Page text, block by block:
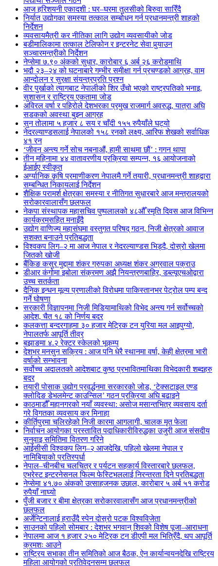
आज हरिशयनी एकादशी : घर–घरमा तुलसीको बिरुवा सारिँदै
निर्यात उद्योगका समस्या तत्काल सम्बोधन गर्न प्रधानमन्त्री शाहको
निर्देशन
व्यवसायमैत्री कर नीतिका लागि उद्योग व्यवसायीको जोड
बडीमालिकामा तत्काल टेलिफोन र इन्टरनेट सेवा पुर्‍याउन
सञ्चारमन्त्रीको निर्देशन
नेप्सेमा ७.९० अंकको सुधार, कारोबार ६ अर्ब २६ करोडमाथि
भदौ २३–२४ को घटनाबारे गम्भीर समीक्षा गर्न प्रचण्डको आग्रह, वाम
आन्दोलन र सुरक्षा संयन्त्रप्रति प्रश्न
वीर पुर्खाको त्यागबाट नेपालीको शिर उँचो भएको राष्ट्रपतिको भनाइ,
सुशासन र राष्ट्रिय एकतामा जोड
अविरल वर्षा र पहिरोले देशभरका प्रमुख राजमार्ग अवरुद्ध, यात्रा अघि
सडकको अवस्था बुझ्न आग्रह
सुन तोलामा ५ हजार ८ सय र चाँदी १५५ रुपैयाँले घट्यो
नेदरल्याण्डसलाई नेपालको १५८ रनको लक्ष्य, आरिफ शेखको सर्वाधिक
४१ रन
‘जीवन अन्त्य गर्ने सोच नबनाऔं, हामी साथमा छौं’ : गगन थापा
तीन महिनामा ४४ वातावरणीय प्रक्रिया सम्पन्न, १६ आयोजनाको
ईआईए स्वीकृत
अर्ग्यानिक कृषि प्रमाणीकरण नेपालमै गर्ने तयारी, प्रधानमन्त्री शाहद्वारा
सम्बन्धित निकायलाई निर्देशन
शैक्षिक परामर्श क्षेत्रका समस्या र नीतिगत सुधारबारे आज मन्त्रालयको
सरोकारवालासँग छलफल
नेकपा संस्थापक महासचिव पुष्पलालको ४८औँ स्मृति दिवस आज विभिन्न
कार्यक्रमसहित मनाइँदै
उद्योग वाणिज्य महासंघमा वस्तुगत परिषद् गठन, निजी क्षेत्रको आवाज
सशक्त बनाउने प्रतिबद्धता
विश्वकप लिग–२ मा आज नेपाल र नेदरल्याण्डस भिड्दै, दोस्रो खेलमा
जितको खोजी
बैंकिङ कसुर मुद्दामा शंकर ग्रुपका अध्यक्ष शंकर अग्रवाल पक्राउ
डीआर कंगोमा इबोला संक्रमण अझै नियन्त्रणबाहिर, डब्ल्यूएचओद्वारा
उच्च सतर्कता
दैनिक इन्धन मूल्य प्रणालीको विरोधमा पाकिस्तानभर पेट्रोल पम्प बन्द
गर्ने घोषणा
सरकारी विज्ञापनमा निजी मिडियामाथिको विभेद अन्त्य गर्न सर्वोच्चको
आदेश, चैत १८ को निर्णय बदर
कलकत्ता बन्दरगाहमा ३० हजार मेट्रिक टन युरिया मल आइपुग्यो,
नेपालतर्फ आपूर्ति तीव्र
बझाङमा ४.२ रेक्टर स्केलको भूकम्प
देशभर मनसुन सक्रिय : आज पनि धेरै स्थानमा वर्षा, केही क्षेत्रमा भारी
वर्षाको सम्भावना
सर्वोच्च अदालतको आदेशबाट कुष्ठ प्रभावितमाथिका विभेदकारी शब्दहरु
बदर
तयारी पोसाक उद्योग प्रवर्द्धनमा सरकारको जोड, ‘टेक्सटाइल एण्ड
क्लोदिङ डेभलमेन्ट काउन्सिल’ गठन प्रक्रिया अघि बढाइने
काठमाडौँ महानगरको नयाँ व्यवस्था: असोज मसान्तभित्र व्यवसाय दर्ता
गरे विगतका व्यवसाय कर मिनाहा
कीर्तिपुरमा चलिरहेको निजी कारमा आगलागी, चालक मृत फेला
निर्वाचन आयोगका प्रस्तावित पदाधिकारीविरुद्धका उजुरी आज संसदीय
सुनुवाइ समितिमा वितरण गरिने
आईसीसी विश्वकप लिग–२ आजदेखि, पहिलो खेलमा नेपाल र
नामिबियाको प्रतिस्पर्धा
नेपाल–चीनबीच चलचित्र र पर्यटन सहकार्य विस्तारबारे छलफल,
एभरेस्ट इन्टरनेसनल फिल्म फेस्टिभललाई निरन्तरता दिने प्रतिबद्धता
नेप्सेमा ४१.७० अंकको उत्साहजनक उछाल, कारोबार ५ अर्ब ५१ करोड
रुपैयाँ नाघ्यो
पुँजी बजार र बीमा क्षेत्रका सरोकारवालासँग आज प्रधानमन्त्रीको
छलफल
अर्जेन्टिनालाई हराउँदै स्पेन दोस्रो पटक विश्वविजेता
साउनको पहिलो सोमबार : देशभर भगवान् शिवको विशेष पूजा–आराधना
नेपालमा आज १ हजार २५० मेट्रिक टन डीएपी मल भित्रिँदै, थप आपूर्ति
क्रमशः आउने
राष्ट्रिय सभाका तीन समितिको आज बैठक, ऐन कार्यान्वयनदेखि राष्ट्रिय
महिला आयोगको प्रतिवेदनसम्म छलफल